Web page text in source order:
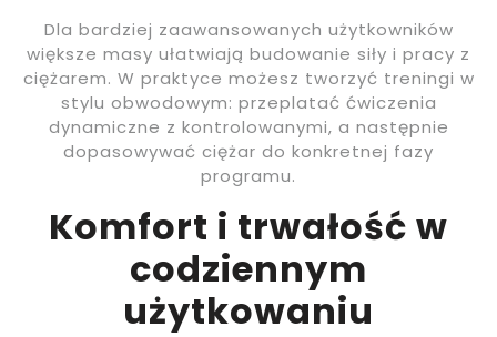
Dla bardziej zaawansowanych użytkowników
większe masy ułatwiają budowanie siły i pracy z
ciężarem. W praktyce możesz tworzyć treningi w
stylu obwodowym: przeplatać ćwiczenia
dynamiczne z kontrolowanymi, a następnie
dopasowywać ciężar do konkretnej fazy
programu.
Komfort i trwałość w
codziennym
użytkowaniu